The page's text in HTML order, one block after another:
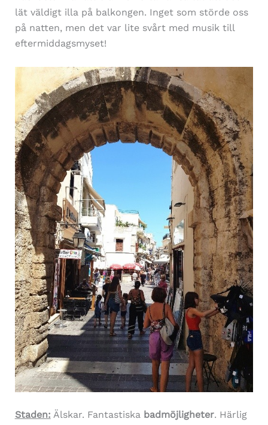
lät väldigt illa på balkongen. Inget som störde oss
på natten, men det var lite svårt med musik till
eftermiddagsmyset!
Staden: Älskar. Fantastiska badmöjligheter. Härlig